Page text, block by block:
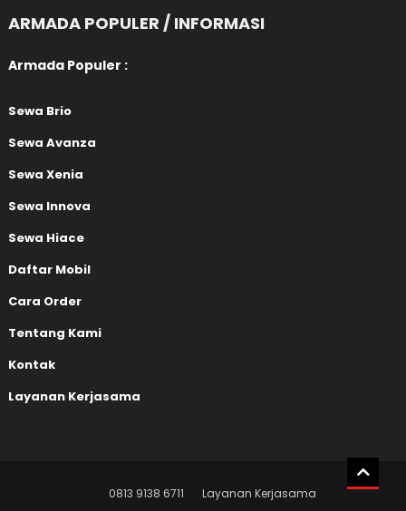
ARMADA POPULER / INFORMASI
Armada Populer :
Sewa Brio
Sewa Avanza
Sewa Xenia
Sewa Innova
Sewa Hiace
Daftar Mobil
Cara Order
Tentang Kami
Kontak
Layanan Kerjasama
0813 9138 6711 Layanan Kerjasama